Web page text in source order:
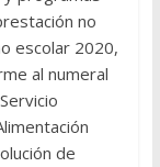
no
escolar 2020,
al numeral
de